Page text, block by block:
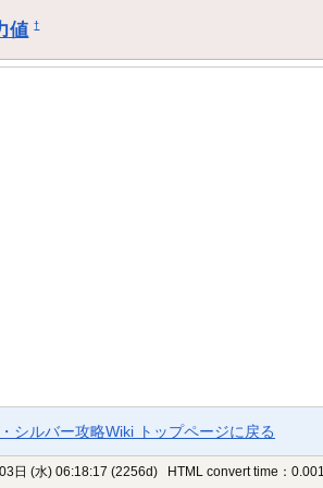
値 †
シルバー攻略Wiki トップページに戻る
日 (水) 06:18:17 (2256d) HTML convert time：